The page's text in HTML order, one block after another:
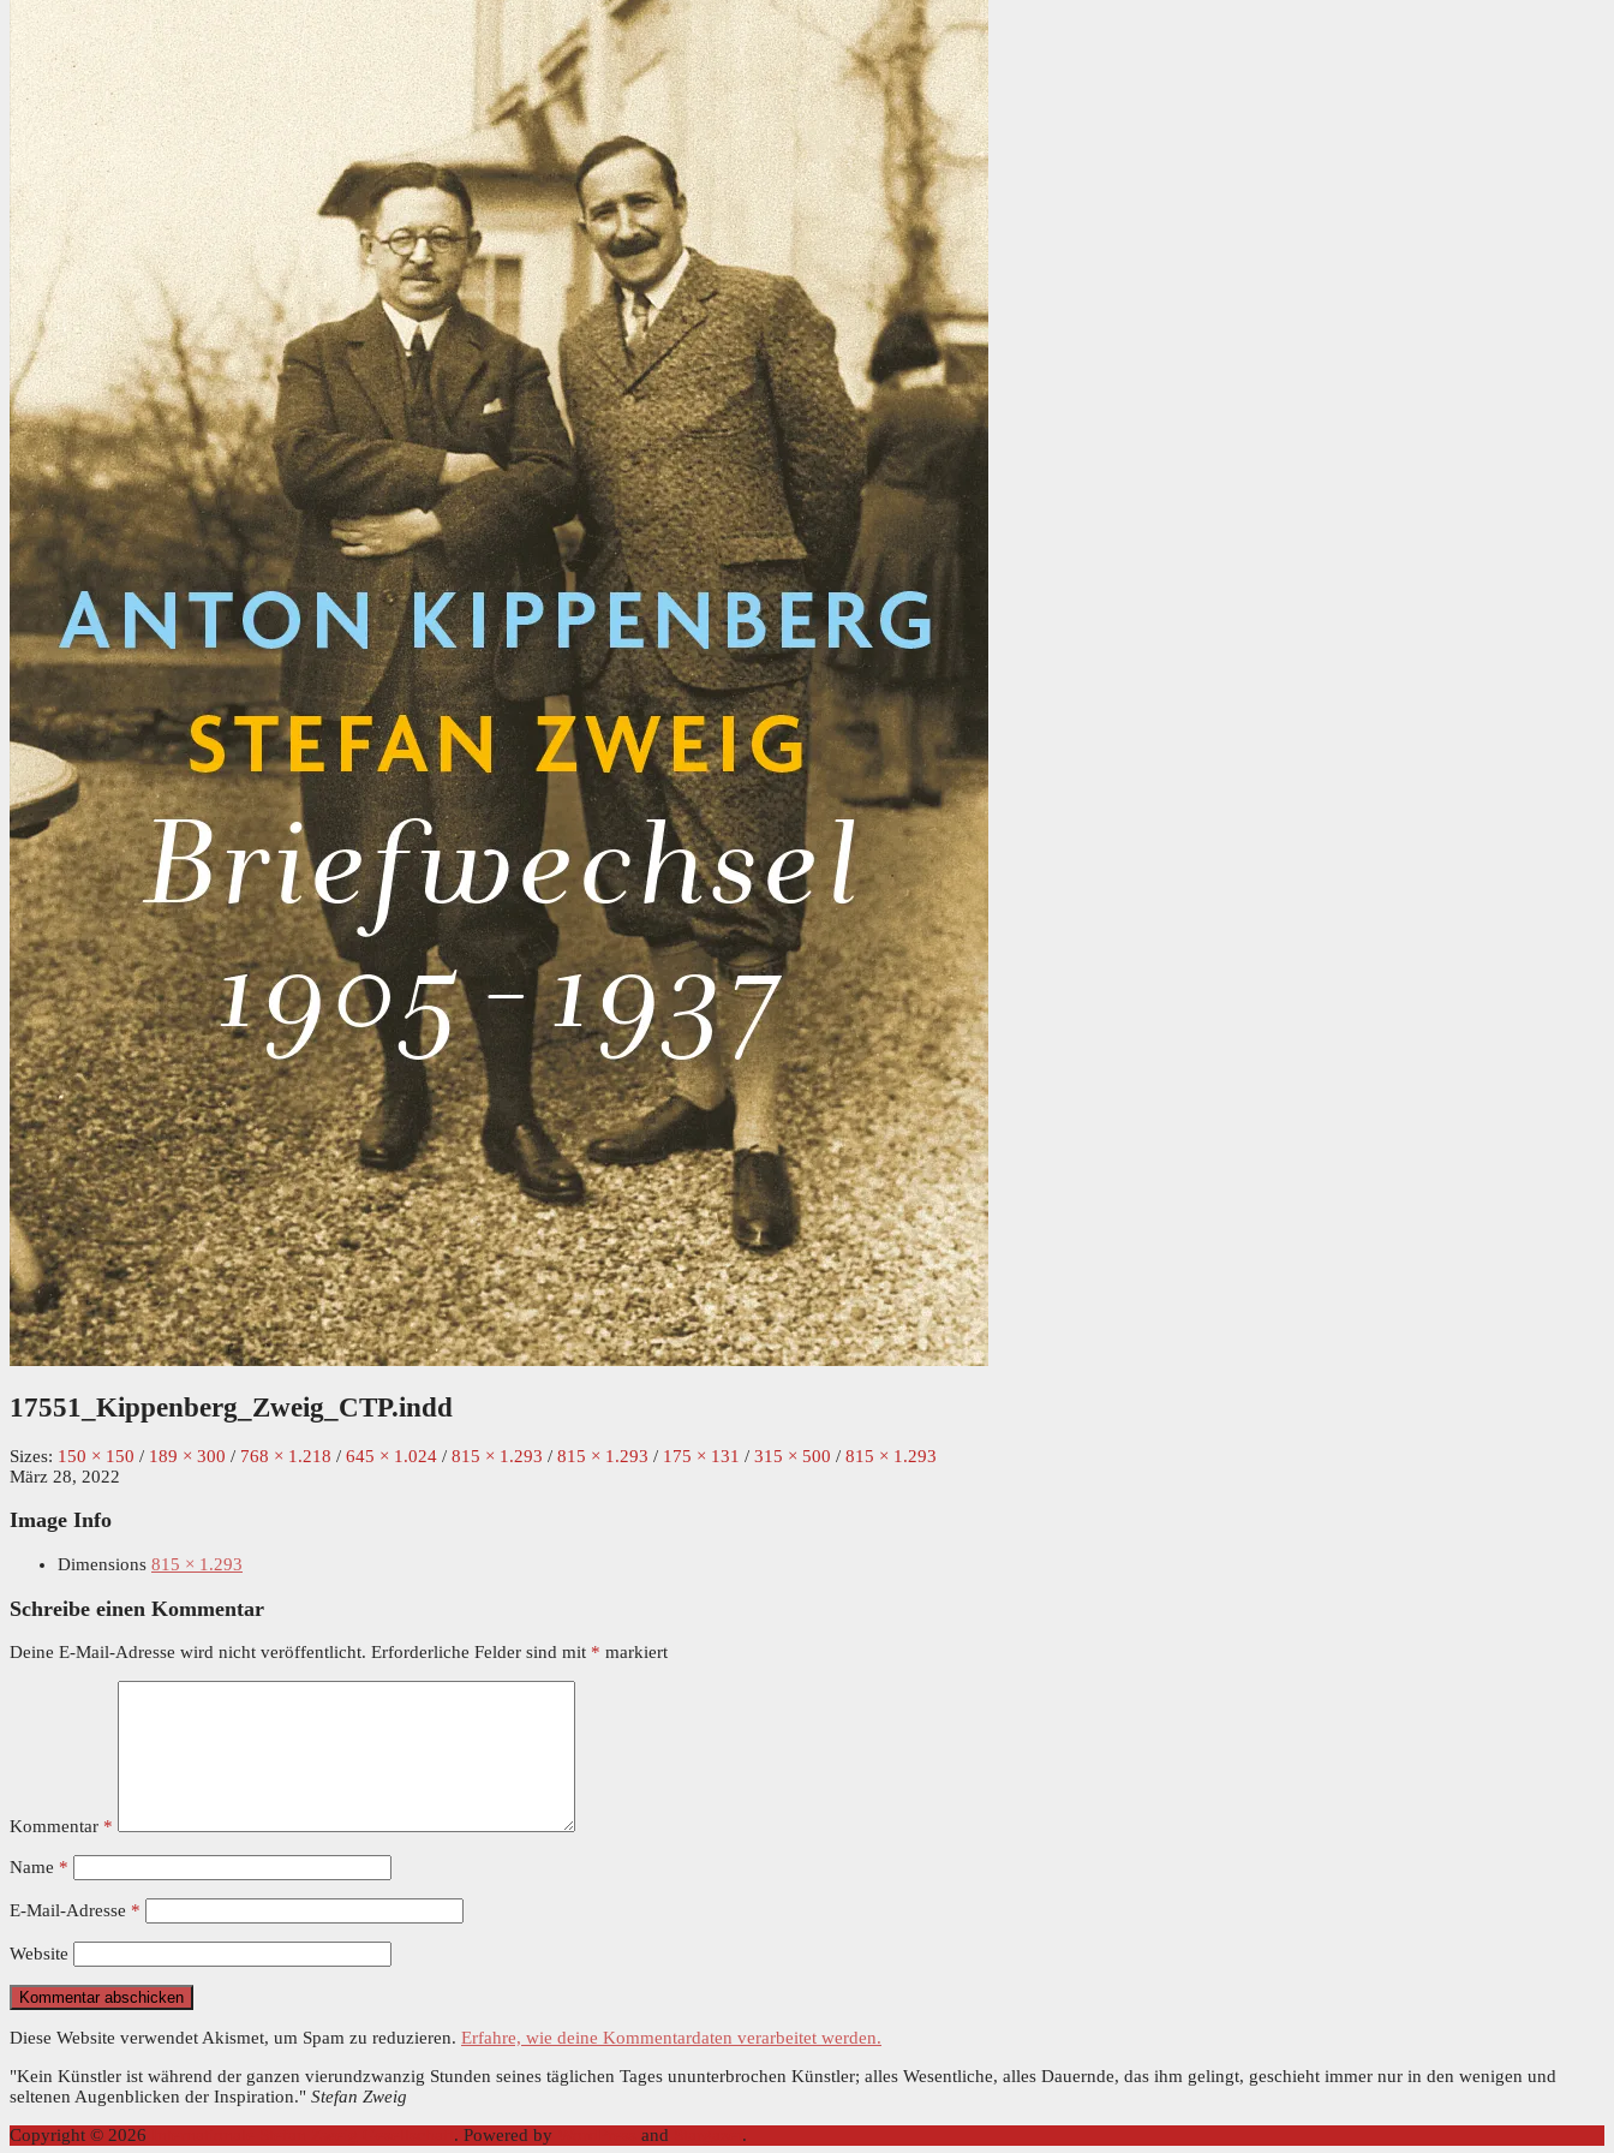
17551_Kippenberg_Zweig_CTP.indd
Sizes: 150 × 150 / 189 × 300 / 768 × 1.218 / 645 × 1.024 / 815 × 1.293 / 815 × 1.293 / 175 × 131 / 315 × 500 / 815 × 1.293
März 28, 2022
Image Info
Dimensions 815 × 1.293
Schreibe einen Kommentar
Deine E-Mail-Adresse wird nicht veröffentlicht. Erforderliche Felder sind mit * markiert
Kommentar *
Name *
E-Mail-Adresse *
Website
Diese Website verwendet Akismet, um Spam zu reduzieren. Erfahre, wie deine Kommentardaten verarbeitet werden.
"Kein Künstler ist während der ganzen vierundzwanzig Stunden seines täglichen Tages ununterbrochen Künstler; alles Wesentliche, alles Dauernde, das ihm gelingt, geschieht immer nur in den wenigen und
seltenen Augenblicken der Inspiration." Stefan Zweig
Copyright © 2026
. Powered by and .